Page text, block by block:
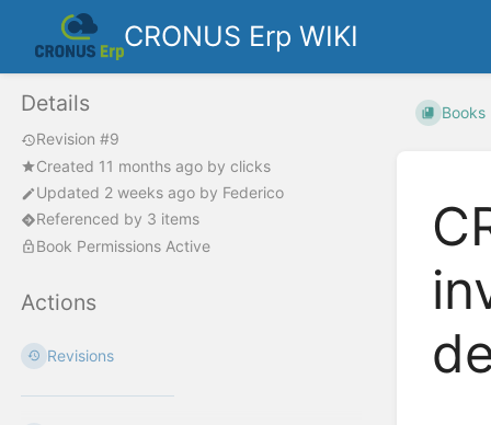
CRONUS Erp WIKI
Details
Revision #9
Created 11 months ago by clicks
Updated 2 weeks ago by Federico
Referenced by 3 items
Book Permissions Active
Actions
Revisions
Books